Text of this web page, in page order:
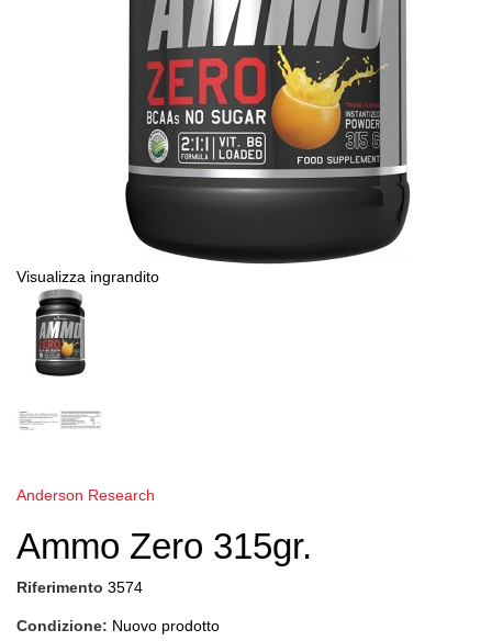
Visualizza ingrandito
Anderson Research
Ammo Zero 315gr.
Riferimento 3574
Condizione: Nuovo prodotto